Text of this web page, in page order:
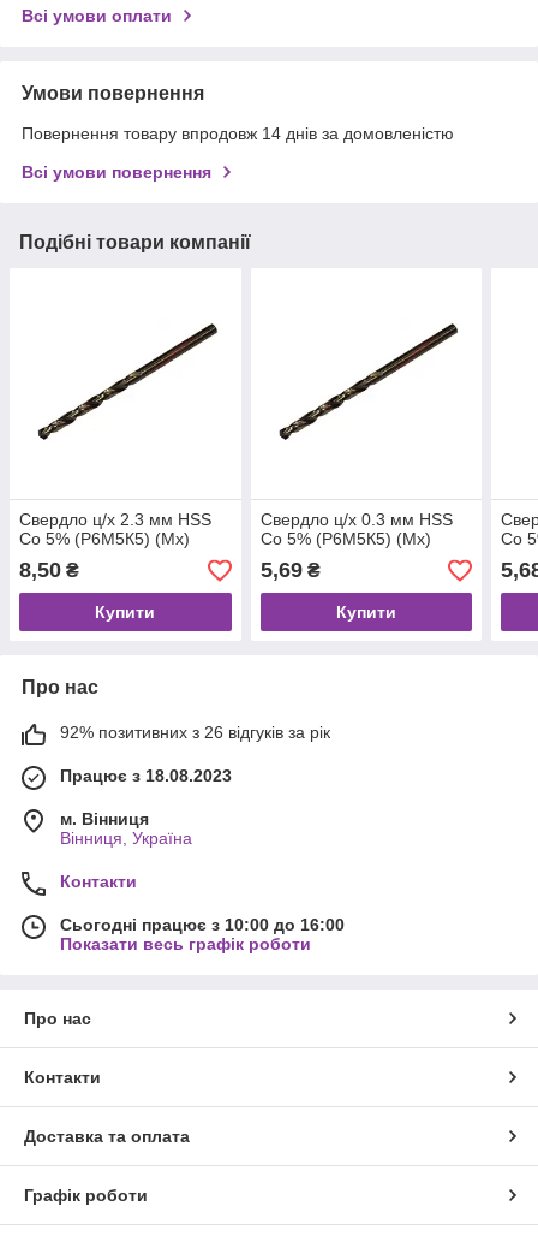
Всі умови оплати
Умови повернення
Повернення товару впродовж 14 днів за домовленістю
Всі умови повернення
Подібні товари компанії
Свердло ц/х 2.3 мм HSS
Co 5% (Р6М5К5) (Mx)
8,50 ₴
Купити
Свердло ц/х 0.3 мм HSS
Co 5% (Р6М5К5) (Mx)
5,69₴
Купити
Co
Про нас
92% позитивних з 26 відгуків за рік
Працює з 18.08.2023
м. Вінниця
Вінниця, Україна
Контакти
Сьогодні працює з 10:00 до 16:00
Показати весь графік роботи
Про нас
Контакти
Доставка та оплата
Графік роботи